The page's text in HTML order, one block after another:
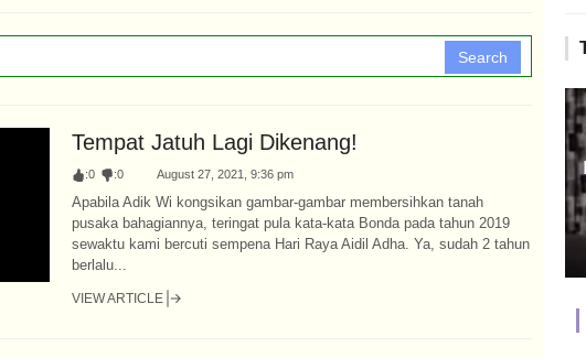
Search
Tempat Jatuh Lagi Dikenang!
:0 :0 August 27, 2021, 9:36 pm
Apabila Adik Wi kongsikan gambar-gambar membersihkan tanah
pusaka bahagiannya, teringat pula kata-kata Bonda pada tahun 2019
sewaktu kami bercuti sempena Hari Raya Aidil Adha. Ya, sudah 2 tahun
berlalu...
VIEW ARTICLE